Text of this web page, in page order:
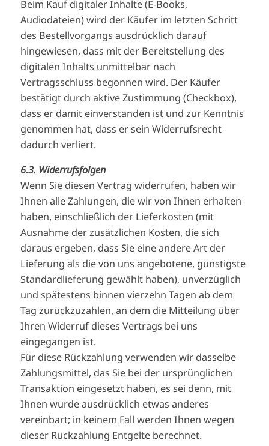
Beim Kauf digitaler Inhalte (E-Books,
Audiodateien) wird der Käufer im letzten Schritt
des Bestellvorgangs ausdrücklich darauf
hingewiesen, dass mit der Bereitstellung des
digitalen Inhalts unmittelbar nach
Vertragsschluss begonnen wird. Der Käufer
bestätigt durch aktive Zustimmung (Checkbox),
dass er damit einverstanden ist und zur Kenntnis
genommen hat, dass er sein Widerrufsrecht
dadurch verliert.
6.3. Widerrufsfolgen
Wenn Sie diesen Vertrag widerrufen, haben wir
Ihnen alle Zahlungen, die wir von Ihnen erhalten
haben, einschließlich der Lieferkosten (mit
Ausnahme der zusätzlichen Kosten, die sich
daraus ergeben, dass Sie eine andere Art der
Lieferung als die von uns angebotene, günstigste
Standardlieferung gewählt haben), unverzüglich
und spätestens binnen vierzehn Tagen ab dem
Tag zurückzuzahlen, an dem die Mitteilung über
Ihren Widerruf dieses Vertrags bei uns
eingegangen ist.
Für diese Rückzahlung verwenden wir dasselbe
Zahlungsmittel, das Sie bei der ursprünglichen
Transaktion eingesetzt haben, es sei denn, mit
Ihnen wurde ausdrücklich etwas anderes
vereinbart; in keinem Fall werden Ihnen wegen
dieser Rückzahlung Entgelte berechnet.